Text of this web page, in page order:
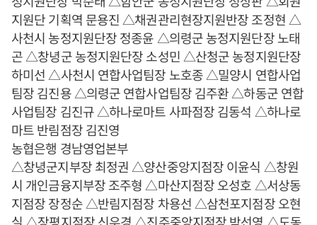
지원단 기획역 문용진 △채권관리현장지원반장 조정현 △
사천시 농정지원단장 정종윤 △의령군 농정지원단장 노태
곤 △창녕군 농정지원단장 소성민 △산청군 농정지원단장
하미선 △사천시 연합사업팀장 노호종 △밀양시 연합사업
팀장 김진용 △의령군 연합사업팀장 김주환 △하동군 연합
사업팀장 김진규 △하나로마트 사파점장 김동석 △하나로
마트 반림점장 김진영
농협은행 경남영업본부
△창녕군지부장 최정권 △양산중앙지점장 이윤식 △창원
시 개인금융지부장 조주형 △마산지점장 오성호 △서상동
지점장 장정순 △반림지점장 차용선 △삼천포지점장 오현